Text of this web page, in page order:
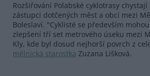
Rozšiřování Polabské cyklotrasy
zástupci dotčených měst a obcí mezi
Boleslaví. "Cyklisté se především
zlepšení tří set metrového úseku mezi
Kly, kde byl dosud nejhorší povrch z
mělnická starostka Zuzana Lišková.